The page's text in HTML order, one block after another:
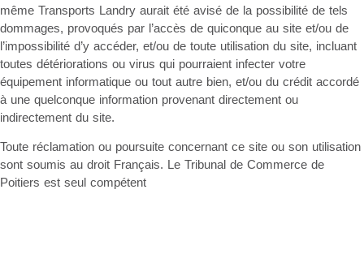
même Transports Landry aurait été avisé de la possibilité de tels
dommages, provoqués par l’accès de quiconque au site et/ou de
l’impossibilité d’y accéder, et/ou de toute utilisation du site, incluant
toutes détériorations ou virus qui pourraient infecter votre
équipement informatique ou tout autre bien, et/ou du crédit accordé
à une quelconque information provenant directement ou
indirectement du site.
Toute réclamation ou poursuite concernant ce site ou son utilisation
sont soumis au droit Français. Le Tribunal de Commerce de
Poitiers est seul compétent